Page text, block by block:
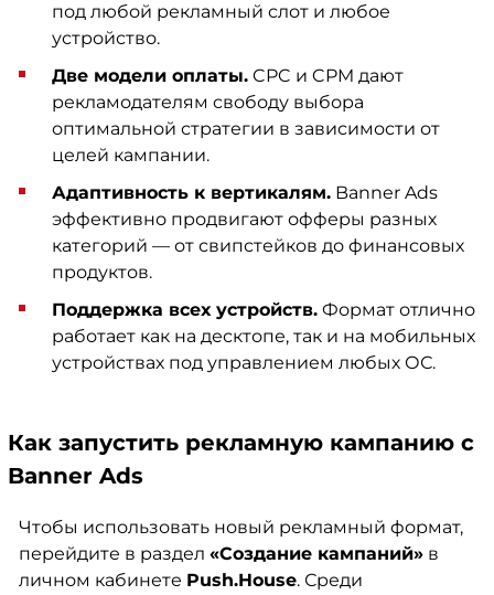
под любой рекламный слот и любое
устройство.
Две модели оплаты.CPC и CPM дают
рекламодателям свободу выбора
оптимальной стратегии в зависимости от
целей кампании.
Адаптивность к вертикалям.Banner Ads
эффективно продвигают офферы разных
категорий — от свипстейков до финансовых
продуктов.
Поддержка всех устройств.Формат отлично
работает как на десктопе, так и на мобильных
устройствах под управлением любых ОС.
Как запустить рекламную кампанию с
Banner Ads
Чтобы использовать новый рекламный формат,
перейдите в раздел «Создание кампаний»в
личном кабинете Push.House. Среди